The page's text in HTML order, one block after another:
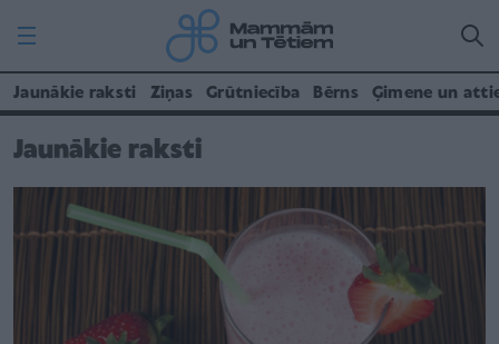
Jaunākie raksti Ziņas Grūtniecība Bērns Ģimene un
Jaunākie raksti